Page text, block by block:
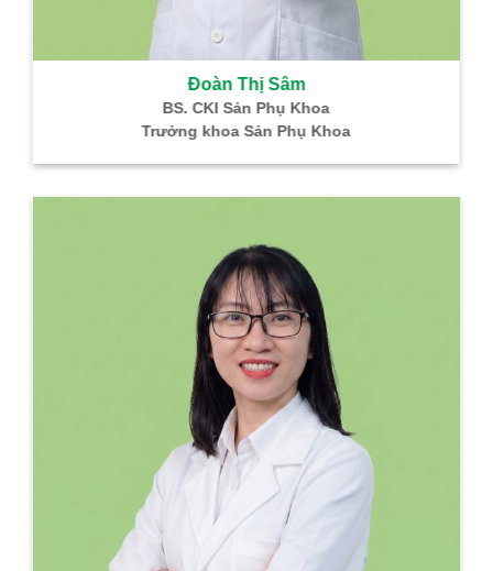
Đoàn Thị Sâm
BS. CKI Sản Phụ Khoa
Trưởng khoa Sản Phụ Khoa